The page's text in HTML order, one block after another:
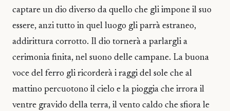
captare un dio diverso da quello che gli impone il suo
essere, anzi tutto in quel luogo gli parrà estraneo,
addirittura corrotto. Il dio tornerà a parlargli a
cerimonia finita, nel suono delle campane. La buona
voce del ferro gli ricorderà i raggi del sole che al
mattino percuotono il cielo e la pioggia che irrora il
ventre gravido della terra, il vento caldo che sfiora le